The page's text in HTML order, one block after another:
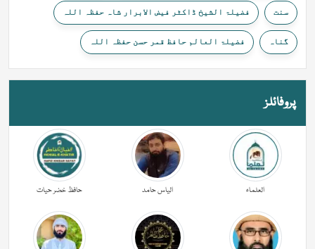
سنت فضیلۃ الشیخ ڈاکٹر فیض الابرار شاہ حفظہ اللہ
گناہ فضیلۃ العالم حافظ قمر حسن حفظہ اللہ
پروفائلز
العلماء الیاس حامد حافظ خضر حیات